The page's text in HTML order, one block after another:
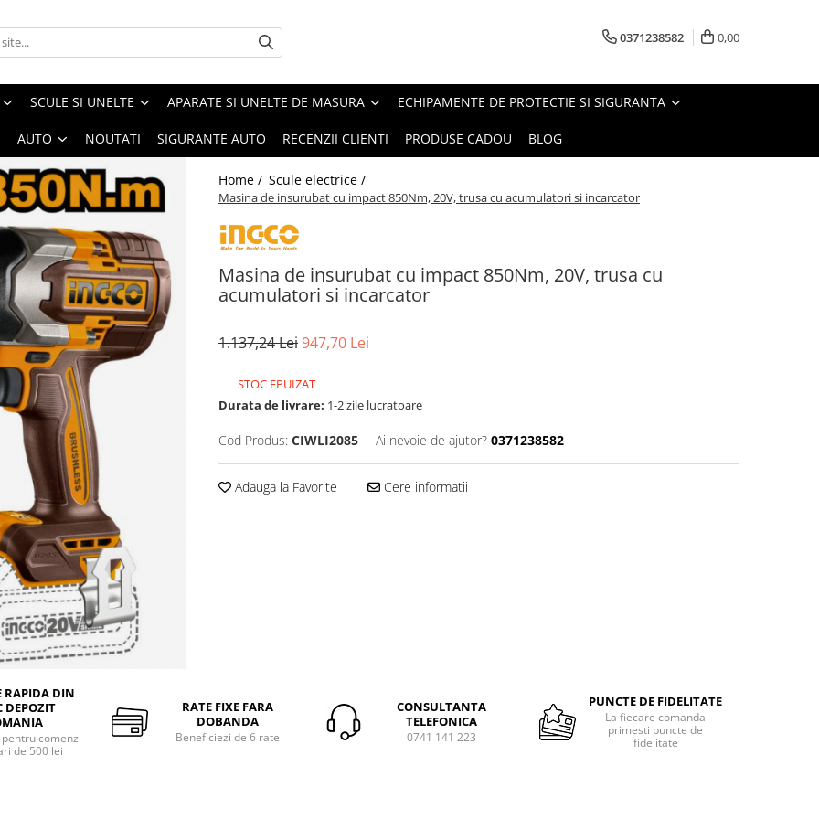
0371238582 0,00
SCULE SI UNELTE APARATE SI UNELTE DE MASURA ECHIPAMENTE DE PROTECTIE SI SIGURANTA
AUTO NOUTATI SIGURANTE AUTO RECENZII CLIENTI PRODUSE CADOU BLOG
Home / Scule electrice /
Masina de insurubat cu impact 850Nm, 20V, trusa cu acumulatori si incarcator
Masina de insurubat cu impact 850Nm, 20V, trusa cu
acumulatori si incarcator
1.137,24 Lei947,70 Lei
STOC EPUIZAT
Durata de livrare: 1-2 zile lucratoare
Cod Produs: CIWLI2085 Ai nevoie de ajutor? 0371238582
Adauga la Favorite Cere informatii
RAPIDA DIN
DEPOZIT
comenzi
de 500 lei
RATE FIXE FARA
DOBANDA
Beneficiezi de 6 rate
CONSULTANTA
TELEFONICA
0741 141 223
PUNCTE DE FIDELITATE
La fiecare comanda
primesti puncte de
fidelitate